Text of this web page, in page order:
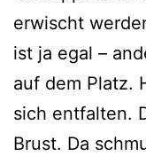
erwischt
ist ja egal –
auf dem Platz.
sich entfalten.
Brust. Da